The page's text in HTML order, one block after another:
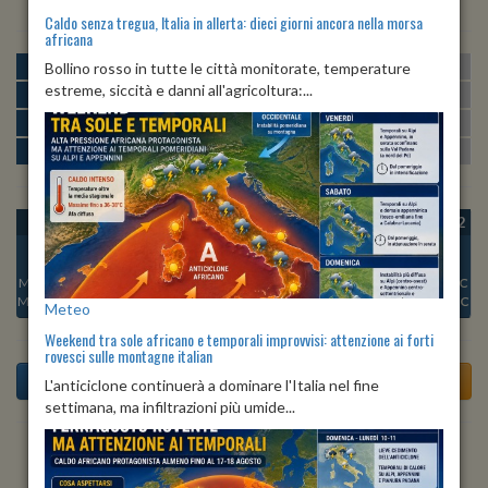
MATTINA min:21º max:29º U:58%
POMERIGGIO min:29º max:32º
SERA min: 24º max:29º U:78%-88%
NOTTE min:22º max:25º U:88%
OGGI
Min:
25°C
Max:26°C
VEN 07
Min:
26°C
Max:32°C
SAB 08
Min:25°C
Max:32°C
DOM 09
Min:24°C
Max:32°C
LUN 10
Min:
25°C
Max:32°C
MAR 11
Min:25°C
Max:33°C
MER 12
Min:
24°C
Max:29°C
Previsioni del Tempo a Umbertide tra 6 giorni
Caldo senza tregua, Italia in allerta: dieci giorni ancora nella morsa
africana
Bollino rosso in tutte le città monitorate, temperature
estreme, siccità e danni all'agricoltura:...
Meteo
Weekend tra sole africano e temporali improvvisi: attenzione ai forti
rovesci sulle montagne italian
L'anticiclone continuerà a dominare l'Italia nel fine
settimana, ma infiltrazioni più umide...